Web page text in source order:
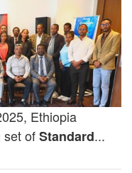
Ethiopia
set ofStandard...